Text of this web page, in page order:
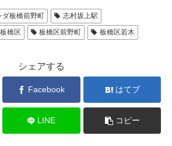
ダ板橋前野町
志村坂上駅
板橋区 板橋区前野町 板橋区若木
シェアする
Facebook はてブ
LINE コピー